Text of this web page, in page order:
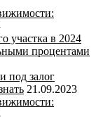
участка в 2024
процентами
под залог
21.09.2023